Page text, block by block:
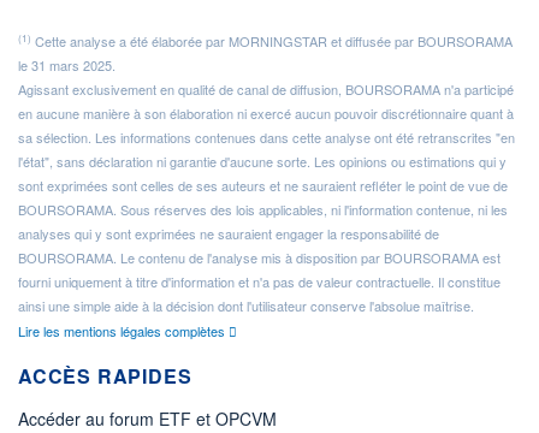
(1) Cette analyse a été élaborée par MORNINGSTAR et diffusée par BOURSORAMA
le 31 mars 2025.
Agissant exclusivement en qualité de canal de diffusion, BOURSORAMA n'a participé
en aucune manière à son élaboration ni exercé aucun pouvoir discrétionnaire quant à
sa sélection. Les informations contenues dans cette analyse ont été retranscrites "en
l'état", sans déclaration ni garantie d'aucune sorte. Les opinions ou estimations qui y
sont exprimées sont celles de ses auteurs et ne sauraient refléter le point de vue de
BOURSORAMA. Sous réserves des lois applicables, ni l'information contenue, ni les
analyses qui y sont exprimées ne sauraient engager la responsabilité de
BOURSORAMA. Le contenu de l'analyse mis à disposition par BOURSORAMA est
fourni uniquement à titre d'information et n'a pas de valeur contractuelle. Il constitue
ainsi une simple aide à la décision dont l'utilisateur conserve l'absolue maîtrise.
Lire les mentions légales complètes
ACCÈS RAPIDES
Accéder au forum ETF et OPCVM